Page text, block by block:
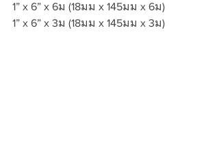
1” x 6” x 6ม (18มม x 145มม x 6ม)
1” x 6” x 3ม (18มม x 145มม x 3ม)